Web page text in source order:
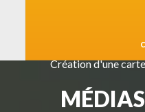
Création d'une